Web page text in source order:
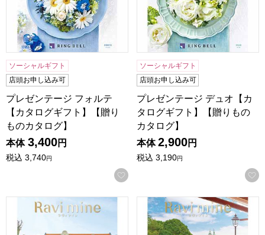
ソーシャルギフト
店頭お申し込み可
プレゼンテージ フォルテ
【カタログギフト】【贈り
ものカタログ】
本体 3,400円
税込 3,740円
お気に入りに登録する
ソーシャルギフト
店頭お申し込み可
プレゼンテージ デュオ【カ
タログギフト】【贈りもの
カタログ】
本体 2,900円
税込 3,190円
ラヴィマイン ダイヤモンド【カタログギフト】【贈りもの
ラヴィマイン ルビー【カタ